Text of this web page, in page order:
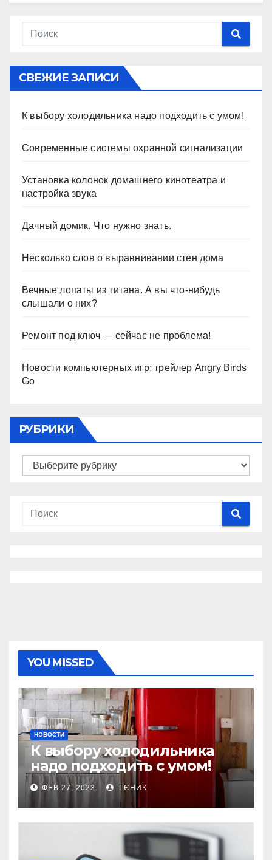
СВЕЖИЕ ЗАПИСИ
К выбору холодильника надо подходить с умом!
Современные системы охранной сигнализации
Установка колонок домашнего кинотеатра и
настройка звука
Дачный домик. Что нужно знать.
Несколько слов о выравнивании стен дома
Вечные лопаты из титана. А вы что-нибудь
слышали о них?
Ремонт под ключ — сейчас не проблема!
Новости компьютерных игр: трейлер Angry Birds
Go
РУБРИКИ
Рубрики
YOU MISSED
НОВОСТИ
К выбору холодильника
надо подходить с умом!
ФЕВ 27, 2023 ГЄНИК